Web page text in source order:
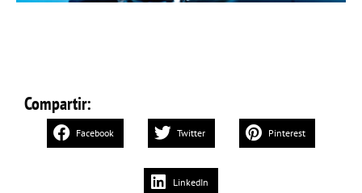
Compartir:
Facebook Twitter Pinterest
LinkedIn